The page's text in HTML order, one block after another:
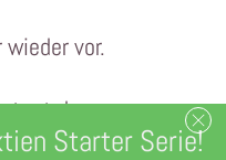
vor.
du.
Starter Serie!